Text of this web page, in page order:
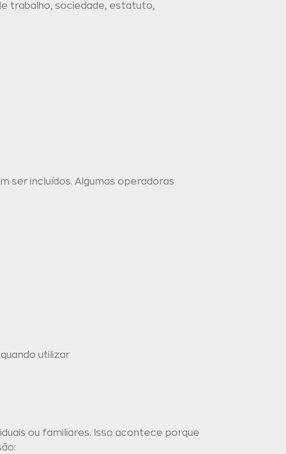
trabalho, sociedade, estatuto,
ser incluídos. Algumas operadoras
utilizar
ou familiares. Isso acontece porque